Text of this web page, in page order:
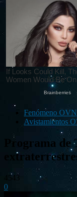
Fenómeno
Avistamientos
Programa
4543
0